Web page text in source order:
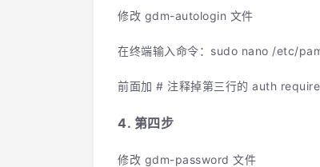
修改 gdm-autologin 文件
在终端输入命令：sudo nano /etc/
前面加 # 注释掉第三行的 auth
4. 第四步
修改 gdm-password 文件